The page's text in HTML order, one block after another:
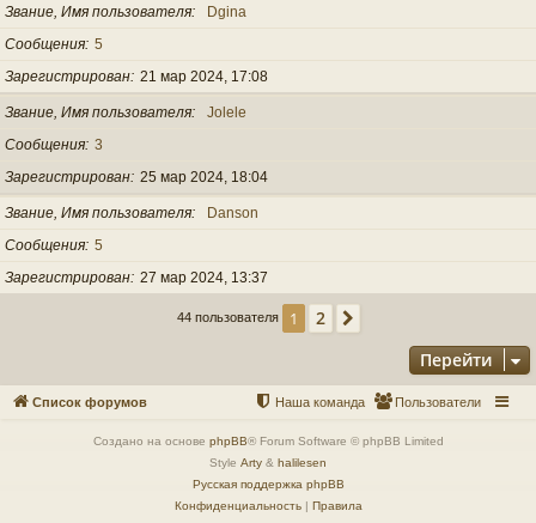
Звание, Имя пользователя
Dgina
Сообщения 5
Зарегистрирован 21 мар 2024, 17:08
Звание, Имя пользователя
Jolele
Сообщения 3
Зарегистрирован 25 мар 2024, 18:04
Звание, Имя пользователя
Danson
Сообщения 5
Зарегистрирован 27 мар 2024, 13:37
44 пользователя 1 2
Перейти
Список форумов Пользователи
Наша команда
Создано на основе phpBB® Forum Software © phpBB Limited
Style Arty & halilesen
Русская поддержка phpBB
Конфиденциальность| Правила